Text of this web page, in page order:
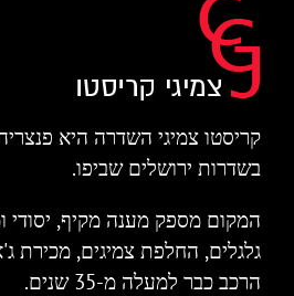
קריסטו צמיגי השדרה היא
בשדרות ירושלים שביפו.
המקום מספק מענה מקיף, יסודי
גלגלים, החלפת צמיגים, מכירת
הרכב כבר למעלה מ-35 שנים.